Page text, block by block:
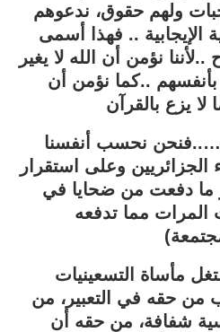
ولهم حقوق، ندعوهم
الإيجابية .. فهذا أسمى
..لأننا نؤمن أن الله لا يغير
بأنفسهم ..كما نؤمن أن
نحسب أنفسنا
وعلى استقرار
ما دفعت من ضحايا في
المرات مما تدفعه
مأساة التسعينيات
من حقه في التعبير، من
شفافة، من حقه أن